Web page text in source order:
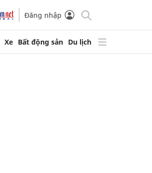
Đăng nhập
Xe Bất động sản Du lịch